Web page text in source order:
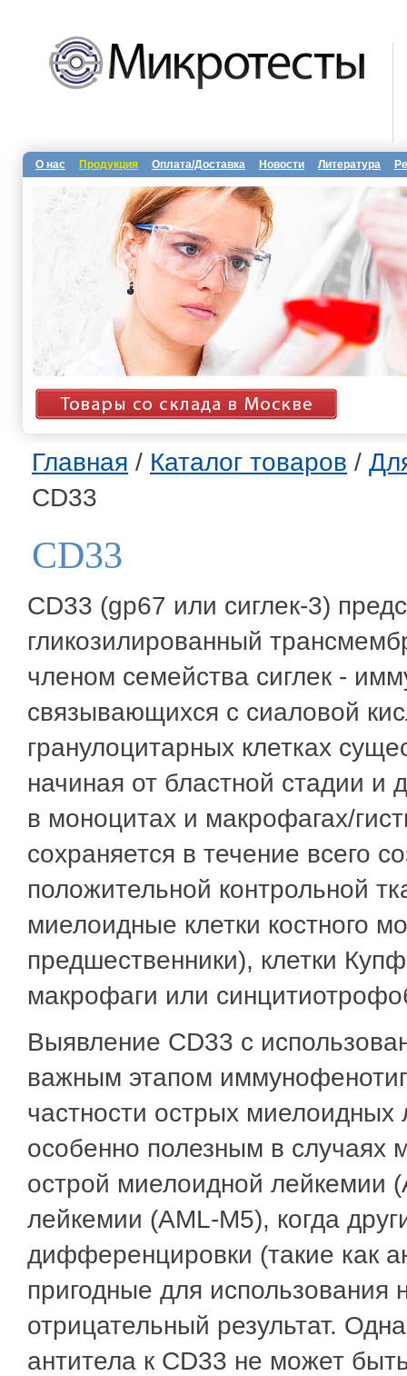
О нас Продукция Оплата/Доставка Новости Литература
Главная / Каталог товаров /
CD33
CD33
CD33 (gp67 или сиглек-3)
гликозилированный
членом семейства сиглек -
связывающихся с сиаловой
гранулоцитарных клетках
начиная от бластной стадии
в моноцитах и макрофагах/
сохраняется в течение всего
положительной контрольной
миелоидные клетки костного
предшественники), клетки
макрофаги или
Выявление CD33 с
важным этапом
частности острых
особенно полезным в
острой миелоидной лейкемии
лейкемии (AML-M5), когда
дифференцировки (такие как
пригодные для использования
отрицательный результат.
антитела к CD33 не может